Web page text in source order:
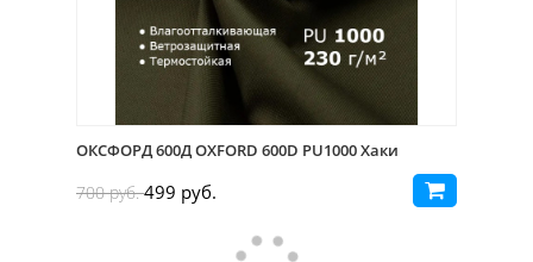
ОКСФОРД 600Д OXFORD 600D PU1000 Хаки
700 руб.499 руб.